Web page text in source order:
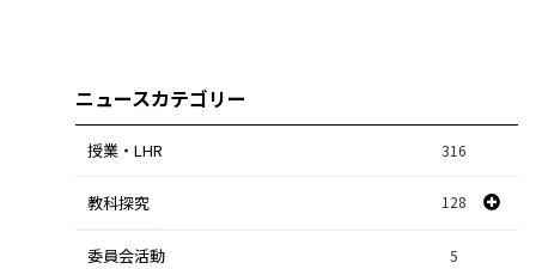
ニュースカテゴリー
授業・LHR 316
教科探究 128
スポーツ探究 1
委員会活動 5